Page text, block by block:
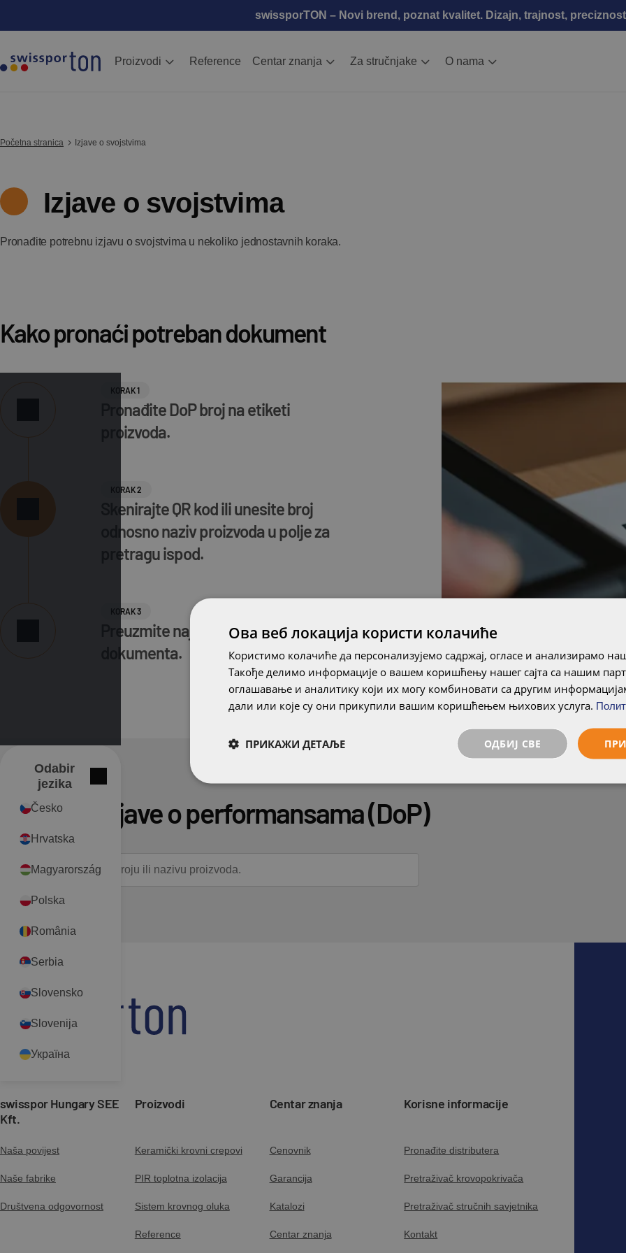
swissporTON – Novi brend, poznat kvalitet. Dizajn, trajnost,
Proizvodi Reference Centar znanja Za stručnjake O nama
Početna stranica Izjave o svojstvima
Izjave o svojstvima
Pronađite potrebnu izjavu o svojstvima u nekoliko jednostavnih koraka.
Kako pronaći potreban dokument
KORAK 1
Pronađite DoP broj na etiketi
proizvoda.
KORAK 2
Skenirajte QR kod ili unesite broj
odnosno naziv proizvoda u polje za
pretragu ispod.
KORAK 3
Preuzmite najnoviju verziju
dokumenta.
Pretraga izjave o performansama (DoP)
swisspor Hungary SEE
Kft.
Proizvodi Centar znanja Korisne informacije
Naša povijest
Naše fabrike
Društvena odgovornost
Keramički krovni crepovi
PIR toplotna izolacija
Sistem krovnog oluka
Reference
Cenovnik
Garancija
Katalozi
Centar znanja
Pronađite distributera
Pretraživač krovopokrivača
Pretraživač stručnih savjetnika
Kontakt
Odabir
jezika
International
Česko
Hrvatska
Magyarország
Polska
România
Serbia
Slovensko
Slovenija
Україна
Ова веб локација користи колачиће
Користимо колачиће да персонализујемо садржај, огласе и анализирамо
Такође делимо информације о вашем коришћењу нашег сајта са нашим
оглашавање и аналитику који их могу комбиновати са другим
дали или које су они прикупили вашим коришћењем њихових услуга.
ОДБИЈ СВЕ
ПРИКАЖИ ДЕТАЉЕ